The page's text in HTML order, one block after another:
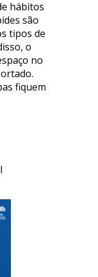
hábitos
são
tipos de
o
no
fiquem